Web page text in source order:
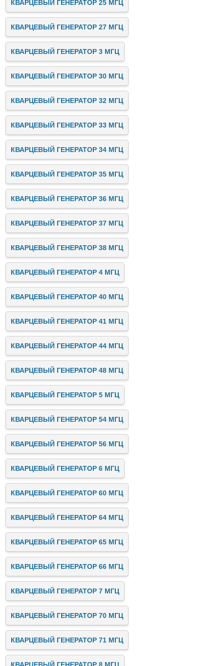
КВАРЦЕВЫЙ ГЕНЕРАТОР 25 МГЦ
КВАРЦЕВЫЙ ГЕНЕРАТОР 27 МГЦ
КВАРЦЕВЫЙ ГЕНЕРАТОР 3 МГЦ
КВАРЦЕВЫЙ ГЕНЕРАТОР 30 МГЦ
КВАРЦЕВЫЙ ГЕНЕРАТОР 32 МГЦ
КВАРЦЕВЫЙ ГЕНЕРАТОР 33 МГЦ
КВАРЦЕВЫЙ ГЕНЕРАТОР 34 МГЦ
КВАРЦЕВЫЙ ГЕНЕРАТОР 35 МГЦ
КВАРЦЕВЫЙ ГЕНЕРАТОР 36 МГЦ
КВАРЦЕВЫЙ ГЕНЕРАТОР 37 МГЦ
КВАРЦЕВЫЙ ГЕНЕРАТОР 38 МГЦ
КВАРЦЕВЫЙ ГЕНЕРАТОР 4 МГЦ
КВАРЦЕВЫЙ ГЕНЕРАТОР 40 МГЦ
КВАРЦЕВЫЙ ГЕНЕРАТОР 41 МГЦ
КВАРЦЕВЫЙ ГЕНЕРАТОР 44 МГЦ
КВАРЦЕВЫЙ ГЕНЕРАТОР 48 МГЦ
КВАРЦЕВЫЙ ГЕНЕРАТОР 5 МГЦ
КВАРЦЕВЫЙ ГЕНЕРАТОР 54 МГЦ
КВАРЦЕВЫЙ ГЕНЕРАТОР 56 МГЦ
КВАРЦЕВЫЙ ГЕНЕРАТОР 6 МГЦ
КВАРЦЕВЫЙ ГЕНЕРАТОР 60 МГЦ
КВАРЦЕВЫЙ ГЕНЕРАТОР 64 МГЦ
КВАРЦЕВЫЙ ГЕНЕРАТОР 65 МГЦ
КВАРЦЕВЫЙ ГЕНЕРАТОР 66 МГЦ
КВАРЦЕВЫЙ ГЕНЕРАТОР 7 МГЦ
КВАРЦЕВЫЙ ГЕНЕРАТОР 70 МГЦ
КВАРЦЕВЫЙ ГЕНЕРАТОР 71 МГЦ